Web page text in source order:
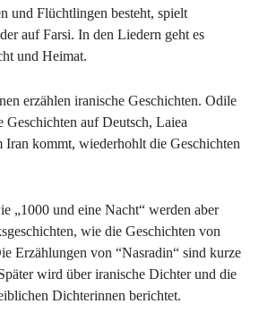
und Flüchtlingen besteht, spielt
auf Farsi. In den Liedern geht es
und Heimat.
erzählen iranische Geschichten. Odile
auf Deutsch, Laiea
Iran kommt, wiederhohlt die Geschichten
„1000 und eine Nacht“ werden aber
wie die Geschichten von
Erzählungen von “Nasradin“ sind kurze
wird über iranische Dichter und die
Dichterinnen berichtet.